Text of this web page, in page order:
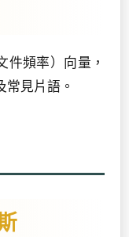
件頻率）向量，
見片語。